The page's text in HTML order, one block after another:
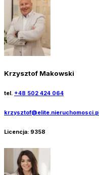
Krzysztof Makowski
tel. +48 502 424 064
krzysztof@elite.nieruchomosci.pl
Licencja: 9358